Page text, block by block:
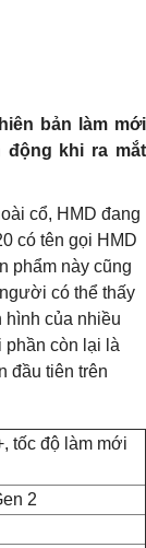
bản làm mới
động khi ra mắt
cổ, HMD đang
có tên gọi HMD
phẩm này cũng
có thể thấy
hình của nhiều
còn lại là
đầu tiên trên
tốc độ làm mới
2